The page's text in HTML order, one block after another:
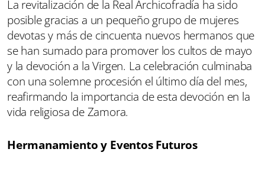
La revitalización de la Real Archicofradía ha sido
posible gracias a un pequeño grupo de mujeres
devotas y más de cincuenta nuevos hermanos que
se han sumado para promover los cultos de mayo
y la devoción a la Virgen. La celebración culminaba
con una solemne procesión el último día del mes,
reafirmando la importancia de esta devoción en la
vida religiosa de Zamora.
Hermanamiento y Eventos Futuros